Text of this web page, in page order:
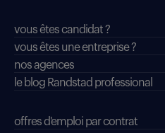
vous êtes candidat ?
vous êtes une entreprise ?
nos agences
le blog Randstad professional
offres d'emploi par contrat